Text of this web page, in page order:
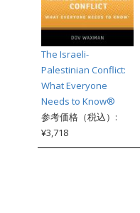
The Israeli-
Palestinian Conflict:
What Everyone
Needs to Know®
参考価格（税込）:
¥3,718